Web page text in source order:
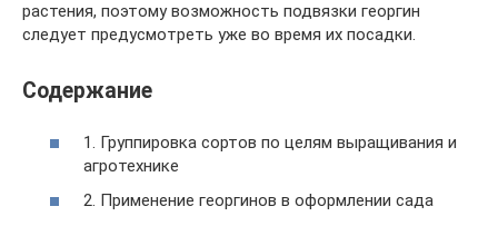
растения, поэтому возможность подвязки георгин
следует предусмотреть уже во время их посадки.
Содержание
1. Группировка сортов по целям выращивания и
агротехнике
2. Применение георгинов в оформлении сада